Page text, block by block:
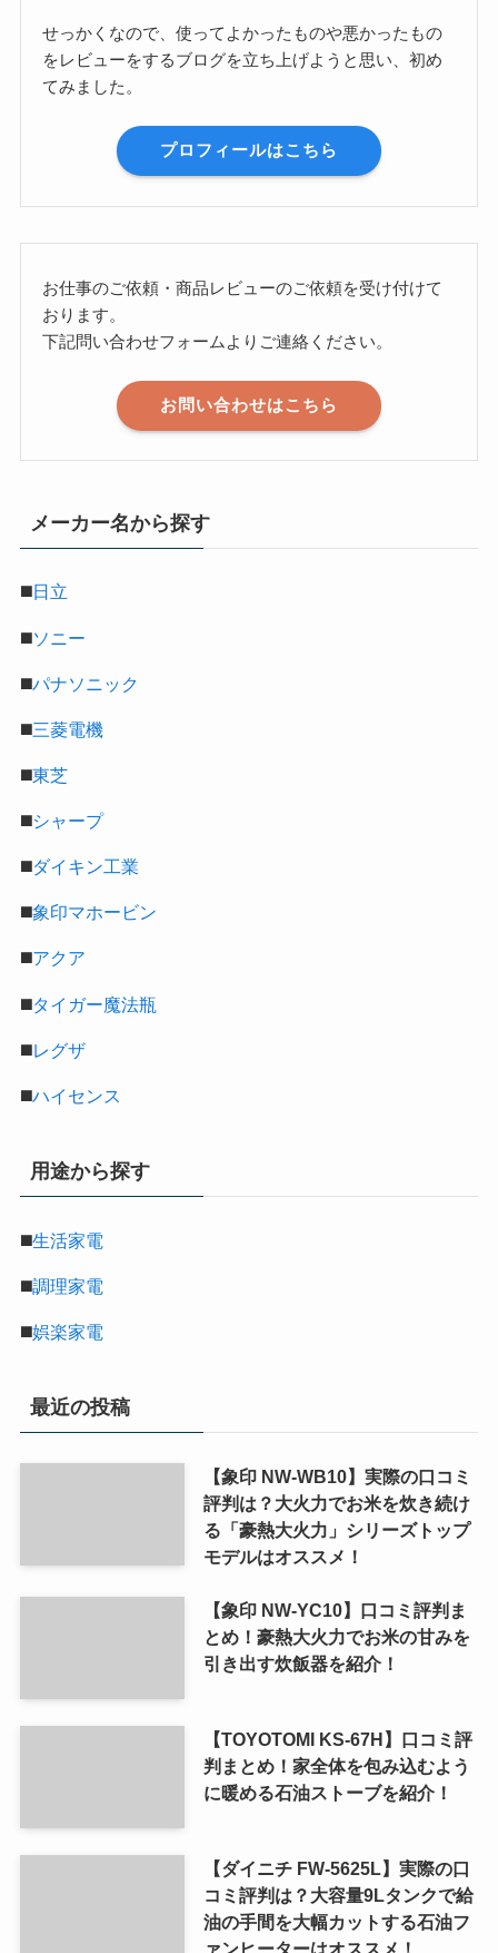
せっかくなので、使ってよかったものや悪かったもの
をレビューをするブログを立ち上げようと思い、初め
てみました。
プロフィールはこちら
お仕事のご依頼・商品レビューのご依頼を受け付けて
おります。
下記問い合わせフォームよりご連絡ください。
お問い合わせはこちら
メーカー名から探す
◼️日立
◼️ソニー
◼️パナソニック
◼️三菱電機
◼️東芝
◼️シャープ
◼️ダイキン工業
◼️象印マホービン
◼️アクア
◼️タイガー魔法瓶
◼️レグザ
◼️ハイセンス
用途から探す
◼️生活家電
◼️調理家電
◼️娯楽家電
最近の投稿
【象印 NW-WB10】実際の口コミ
評判は？大火力でお米を炊き続け
る「豪熱大火力」シリーズトップ
モデルはオススメ！
【象印 NW-YC10】口コミ評判ま
とめ！豪熱大火力でお米の甘みを
引き出す炊飯器を紹介！
【TOYOTOMI KS-67H】口コミ評
判まとめ！家全体を包み込むよう
に暖める石油ストーブを紹介！
【ダイニチ FW-5625L】実際の口
コミ評判は？大容量9Lタンクで給
油の手間を大幅カットする石油フ
ァンヒーターはオススメ！